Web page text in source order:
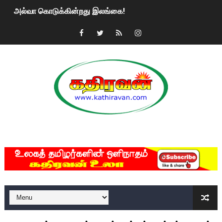
அல்வா கொடுக்கின்றது இலங்கை!
2ஆம் நாள் உக்ரைன் யுத்தம்!! எங்களைத் தனிமையில்
மகிந்த ராஜபக்சே பதவி விலக திட்டம்?
ரவுடி பேபிக்கு நடந்த தரமான சம்பவம்.. ஆபாச வீடியோக்களால்
குண்டை தூக்கிப்போட்ட ஆய்வு…. இந்தியாவின் “கோவிஷீல்டு”
யாழில் தமிழின தலைவர் பிரபாகரனின் பிறந்தநாளை
ஏர்போர்ட்டில் உதைத்த நபர் யார், என்ன நடந்தது?: உண்மையை
சீனா இலங்கையிடம் 8 மில்லியன் அமெரிக்க டொலர் நட்டஈடு